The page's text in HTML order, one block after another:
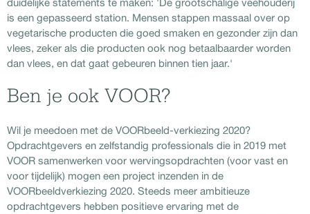
is een gepasseerd station. Mensen stappen massaal over op
vegetarische producten die goed smaken en gezonder zijn dan
vlees, zeker als die producten ook nog betaalbaarder worden
dan vlees, en dat gaat gebeuren binnen tien jaar.'
Ben je ook VOOR?
Wil je meedoen met de VOORbeeld-verkiezing 2020?
Opdrachtgevers en zelfstandig professionals die in 2019 met
VOOR samenwerken voor wervingsopdrachten (voor vast en
voor tijdelijk) mogen een project inzenden in de
VOORbeeldverkiezing 2020. Steeds meer ambitieuze
opdrachtgevers hebben positieve ervaring met de